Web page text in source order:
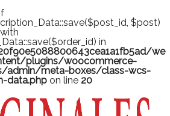
$post)
in
we
plugins/woocommerce-
admin/meta-boxes/class-wcs-
data.php on line 20